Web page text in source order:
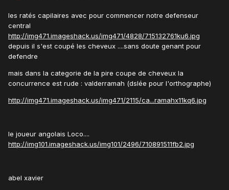
les ratés capilaires avec pour commencer notre defenseur
central
http://img471.imageshack.us/img471/4828/715132761ku6.jpg
depuis il s'est coupé les cheveux ....sans doute genant pour
defendre
mais dans la categorie de la pire coupe de cheveux la
concurrence est rude : valderramah (dslée pour l'orthographe)
http://img471.imageshack.us/img471/2115/ca...ramahx11kq6.jpg
le joueur angolais Loco....
http://img101.imageshack.us/img101/2496/710891511fb2.jpg
abel xavier